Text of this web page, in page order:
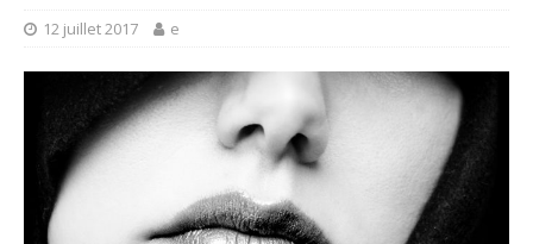
12 juillet 2017 e